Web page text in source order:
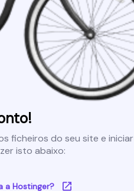
ficheiros do seu site e iniciar
isto abaixo:
a Hostinger?